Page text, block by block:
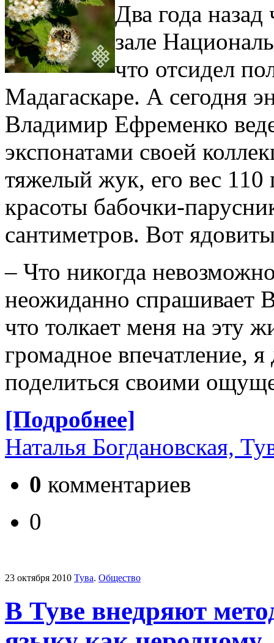
Два года
зале
что отсидел
Мадагаскаре. А сегодня
Владимир Ефременко
экспонатами своей
тяжелый жук, его вес
красоты бабочки-
сантиметров. Вот
– Что никогда
неожиданно спрашивает
что толкает меня на эту
громадное впечатление,
поделиться своими
[Подробнее]
Наталья Богдановская,
0 комментариев
0
23 октября 2010 Тува. Общество
В Туве внедряют